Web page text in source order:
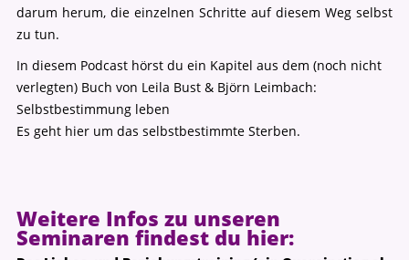
darum herum, die einzelnen Schritte auf diesem Weg selbst
zu tun.
In diesem Podcast hörst du ein Kapitel aus dem (noch nicht
verlegten) Buch von Leila Bust & Björn Leimbach:
Selbstbestimmung leben
Es geht hier um das selbstbestimmte Sterben.
Weitere Infos zu unseren
Seminaren findest du hier: